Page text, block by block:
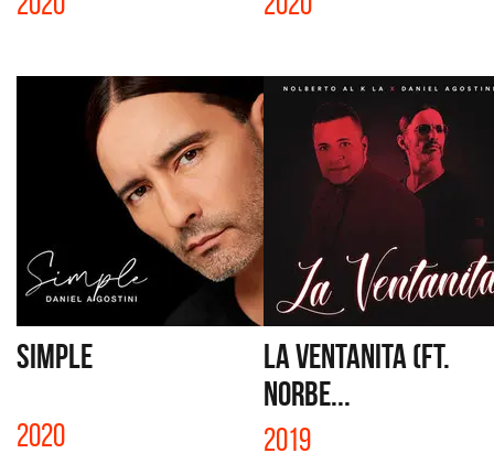
SIMPLE
2020
LA VENTANITA (FT.
NORBE...
2019